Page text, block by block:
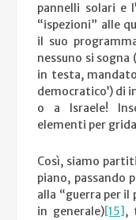
pannelli solari e
“ispezioni” alle
il suo
nessuno si sogna
in testa,
democratico’) di
o a Israele!
elementi per
Così, siamo
piano, passando
alla “guerra per
in generale)[15],